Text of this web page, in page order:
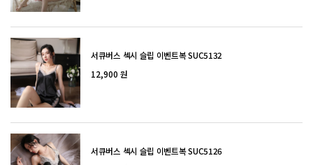
서큐버스 섹시 슬립 이벤트복 SUC5132
12,900 원
서큐버스 섹시 슬립 이벤트복 SUC5126